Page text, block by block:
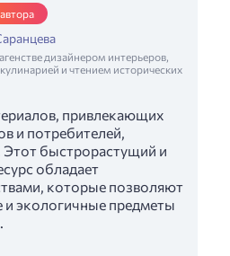
дизайнером интерьеров,
и чтением исторических
привлекающих
и потребителей,
Этот быстрорастущий и
обладает
которые позволяют
и экологичные предметы